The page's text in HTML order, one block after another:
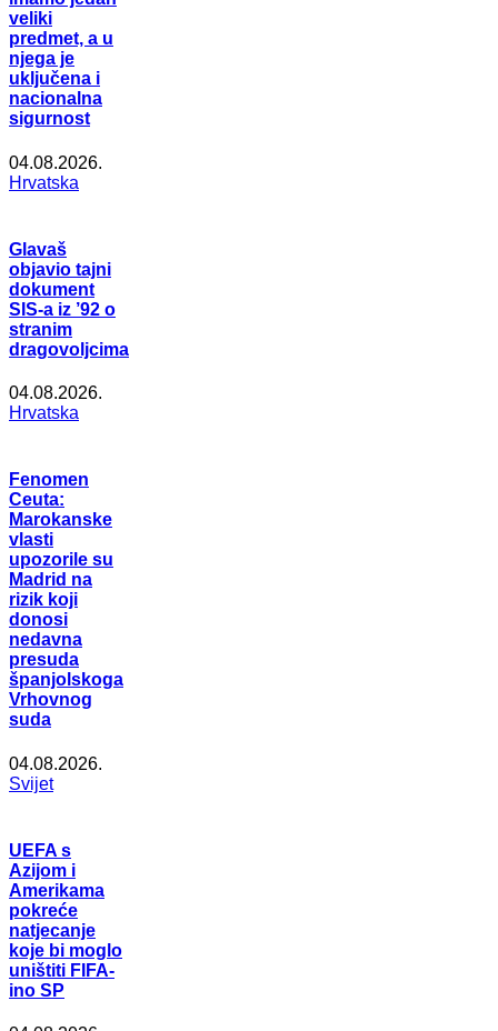
veliki
predmet, a u
njega je
uključena i
nacionalna
sigurnost
04.08.2026.
Hrvatska
Glavaš
objavio tajni
dokument
SIS-a iz ’92 o
stranim
dragovoljcima
04.08.2026.
Hrvatska
Fenomen
Ceuta:
Marokanske
vlasti
upozorile su
Madrid na
rizik koji
donosi
nedavna
presuda
španjolskoga
Vrhovnog
suda
04.08.2026.
Svijet
UEFA s
Azijom i
Amerikama
pokreće
natjecanje
koje bi moglo
uništiti FIFA-
ino SP